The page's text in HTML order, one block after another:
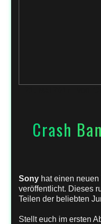
Crash
Sony hat einen
veröffentlicht. Dieses
Teilen der beliebten
Stellt euch im ersten